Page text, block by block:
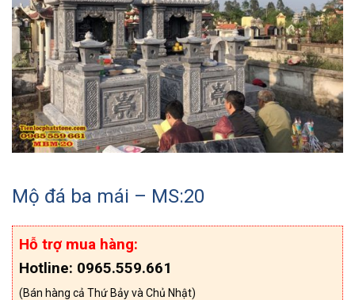
Mộ đá ba mái – MS:20
Hỗ trợ mua hàng:
Hotline: 0965.559.661
(Bán hàng cả Thứ Bảy và Chủ Nhật)